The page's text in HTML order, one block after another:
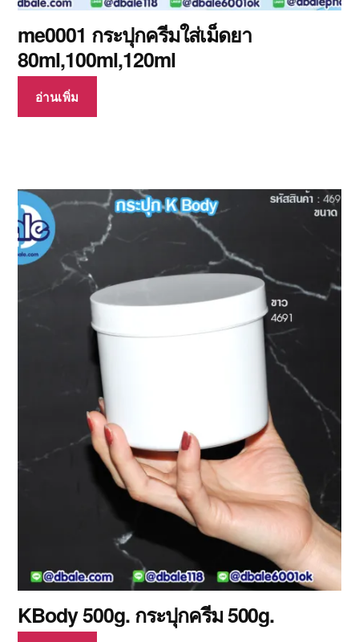
me0001 กระปุกครีมใส่เม็ดยา
80ml,100ml,120ml
อ่านเพิ่ม
KBody 500g. กระปุกครีม 500g.